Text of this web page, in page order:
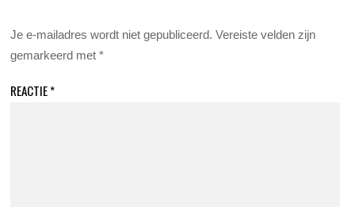
Je e-mailadres wordt niet gepubliceerd. Vereiste velden zijn
gemarkeerd met*
REACTIE*